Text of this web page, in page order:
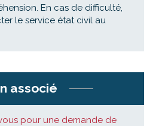
En cas de difficulté,
le service état civil au
associé
pour une demande de